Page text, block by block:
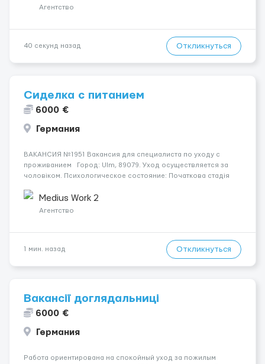
Агентство
40 секунд назад Откликнуться
Сиделка с питанием
6000 €
Германия
ВАКАНСИЯ №1951 Вакансия для специалиста по уходу с
проживанием Город: Ulm, 89079. Уход осуществляется за
чоловіком. Психологическое состояние: Початкова стадія
(ролатор, палиця). Ночью пациент: Іноді прокидається, не щ...
Medius Work 2
Агентство
1 мин. назад Откликнуться
Вакансії доглядальниці
6000 €
Германия
Работа ориентирована на спокойный уход за пожилым